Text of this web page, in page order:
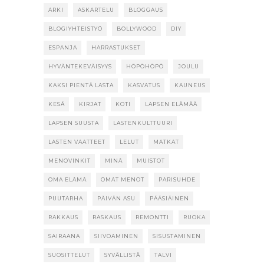
ARKI ASKARTELU BLOGGAUS
BLOGIYHTEISTYÖ BOLLYWOOD DIY
ESPANJA HARRASTUKSET
HYVÄNTEKEVÄISYYS HÖPÖHÖPÖ JOULU
KAKSI PIENTÄ LASTA KASVATUS KAUNEUS
KESÄ KIRJAT KOTI LAPSEN ELÄMÄÄ
LAPSEN SUUSTA LASTENKULTTUURI
LASTEN VAATTEET LELUT MATKAT
MENOVINKIT MINÄ MUISTOT
OMA ELÄMÄ OMAT MENOT PARISUHDE
PUUTARHA PÄIVÄN ASU PÄÄSIÄINEN
RAKKAUS RASKAUS REMONTTI RUOKA
SAIRAANA SIIVOAMINEN SISUSTAMINEN
SUOSITTELUT SYVÄLLISTÄ TALVI